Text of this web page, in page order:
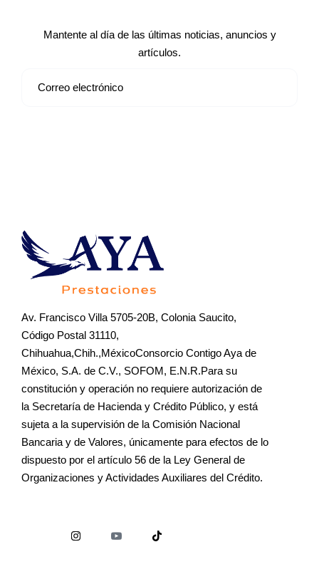
Mantente al día de las últimas noticias, anuncios y
artículos.
Av. Francisco Villa 5705-20B, Colonia Saucito,
Código Postal 31110,
Chihuahua,Chih.,MéxicoConsorcio Contigo Aya de
México, S.A. de C.V., SOFOM, E.N.R.Para su
constitución y operación no requiere autorización de
la Secretaría de Hacienda y Crédito Público, y está
sujeta a la supervisión de la Comisión Nacional
Bancaria y de Valores, únicamente para efectos de lo
dispuesto por el artículo 56 de la Ley General de
Organizaciones y Actividades Auxiliares del Crédito.